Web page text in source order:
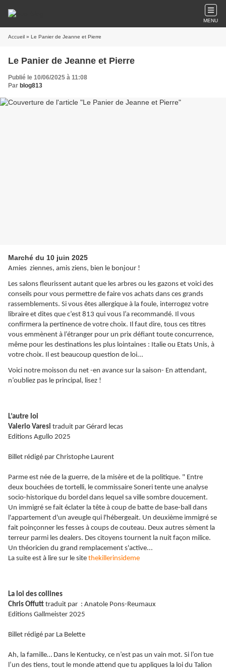
MENU
Accueil » Le Panier de Jeanne et Pierre
Le Panier de Jeanne et Pierre
Publié le 10/06/2025 à 11:08
Par blog813
Marché du 10 juin 2025
Amies ziennes, amis ziens, bien le bonjour !
Les salons fleurissent autant que les arbres ou les gazons et voici des
conseils pour vous permettre de faire vos achats dans ces grands
rassemblements. Si vous êtes allergique à la foule, interrogez votre
libraire et dites que c’est 813 qui vous l’a recommandé. Il vous
confirmera la pertinence de votre choix. Il faut dire, tous ces titres
vous emmènent à l’étranger pour un prix défiant toute concurrence,
même pour les destinations les plus lointaines : Italie ou Etats Unis, à
votre choix. Il est beaucoup question de loi...
Voici notre moisson du net -en avance sur la saison- En attendant,
n’oubliez pas le principal, lisez !
L’autre loi
Valerio Varesi traduit par Gérard lecas
Editions Agullo 2025
Billet rédigé par Christophe Laurent
Parme est née de la guerre, de la misère et de la politique. " Entre
deux bouchées de tortelli, le commissaire Soneri tente une analyse
socio-historique du bordel dans lequel sa ville sombre doucement.
Un immigré se fait éclater la tête à coup de batte de base-ball dans
l'appartement d'un aveugle qui l'hébergeait. Un deuxième immigré se
fait poinçonner les fesses à coups de couteau. Deux autres sèment la
terreur parmi les dealers. Des citoyens tournent la nuit façon milice.
Un théoricien du grand remplacement s'active...
La suite est à lire sur le site thekillerinsideme
La loi des collines
Chris Offutt traduit par : Anatole Pons-Reumaux
Editions Gallmeister 2025
Billet rédigé par La Belette
Ah, la famille… Dans le Kentucky, ce n’est pas un vain mot. Si l’on tue
l’un des tiens, tout le monde attend que tu appliques la loi du Talion